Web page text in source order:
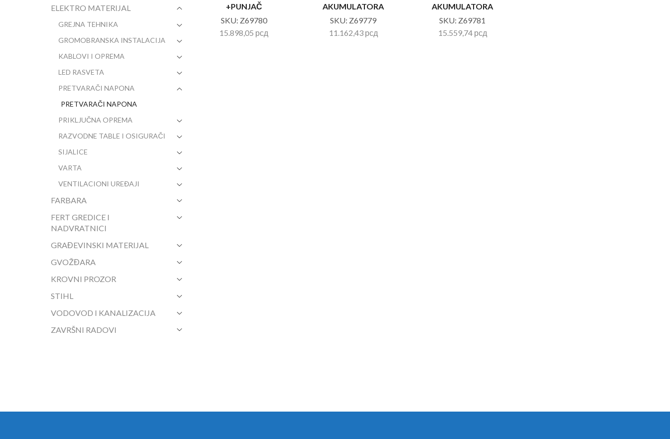
+PUNJAČ
SKU: Z69780
15.898,05 рсд
AKUMULATORA
SKU: Z69779
11.162,43 рсд
AKUMULATORA
SKU: Z69781
15.559,74 рсд
ELEKTRO MATERIJAL
GREJNA TEHNIKA
GROMOBRANSKA INSTALACIJA
KABLOVI I OPREMA
LED RASVETA
PRETVARAČI NAPONA
PRETVARAČI NAPONA
PRIKLJUČNA OPREMA
RAZVODNE TABLE I OSIGURAČI
SIJALICE
VARTA
VENTILACIONI UREĐAJI
FARBARA
FERT GREDICE I
NADVRATNICI
GRAĐEVINSKI MATERIJAL
GVOŽĐARA
KROVNI PROZOR
STIHL
VODOVOD I KANALIZACIJA
ZAVRŠNI RADOVI